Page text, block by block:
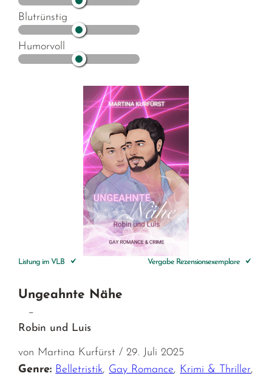
Blutrünstig
Humorvoll
Listung im VLB Vergabe Rezensionsexemplare
Ungeahnte Nähe
–
Robin und Luis
von Martina Kurfürst / 29. Juli 2025
Genre: Belletristik, Gay Romance, Krimi & Thriller,